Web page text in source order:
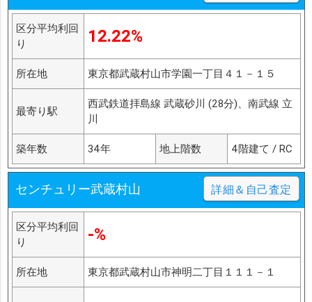
区分平均利回
り
12.22%
所在地 東京都武蔵村山市学園一丁目４１－１５
最寄り駅
西武鉄道拝島線 武蔵砂川 (28分)、南武線 立
川
築年数 34年 地上階数 4階建て / RC
センチュリー武蔵村山 詳細＆自己査定
区分平均利回
り
-%
所在地 東京都武蔵村山市神明二丁目１１１－１